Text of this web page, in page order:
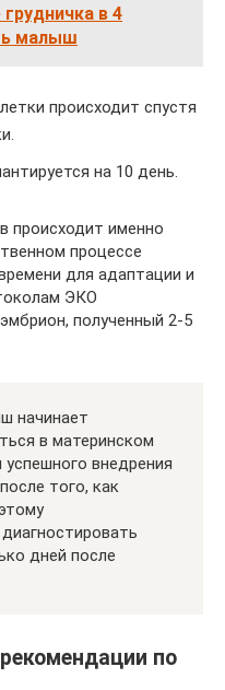
в 4
малыш
происходит спустя
на 10 день.
происходит именно
процессе
для адаптации и
ЭКО
полученный 2-5
начинает
в материнском
внедрения
того, как
дней после
по